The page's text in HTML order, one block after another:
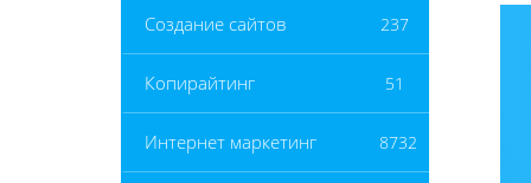
Создание сайтов 237
Копирайтинг 51
Интернет маркетинг 8732